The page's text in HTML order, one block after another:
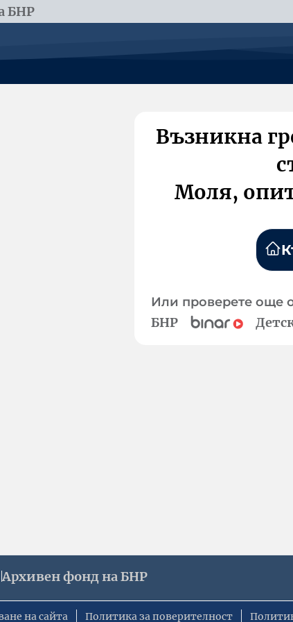
БНР
Възникна
Моля,
Или проверете още
БНР
Архивен фонд на БНР
на сайта Политика за поверителност